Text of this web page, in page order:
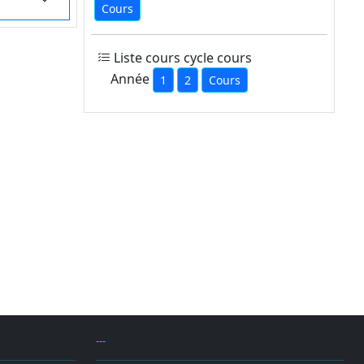
Cours
Liste cours cycle cours
Année
1 2 Cours
---